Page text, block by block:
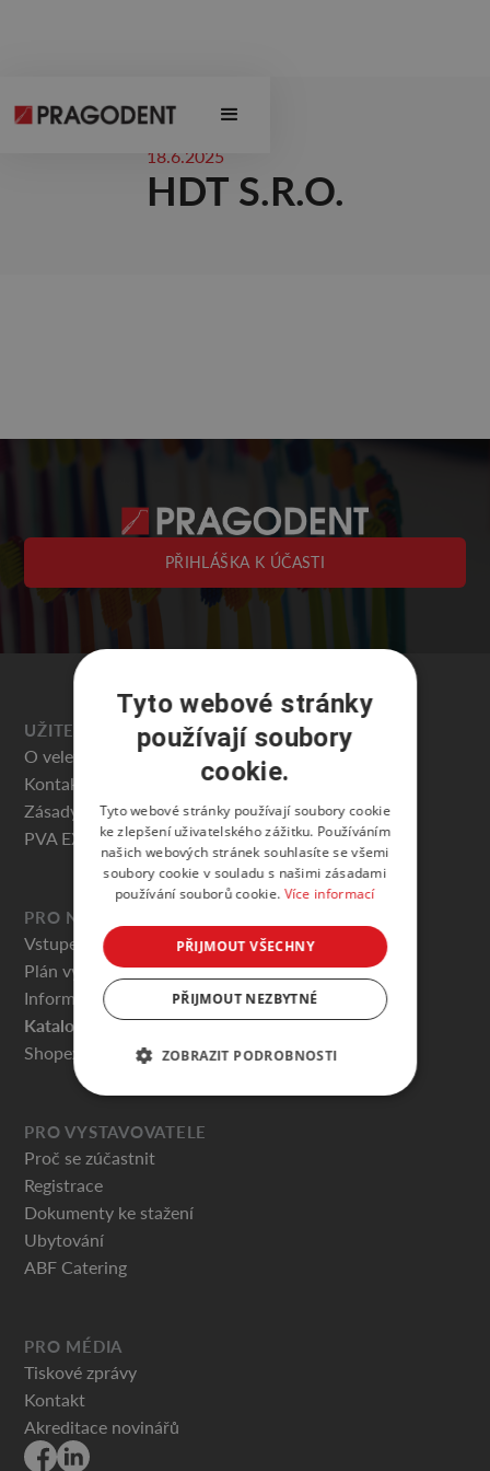
18.6.2025
HDT S.R.O.
PŘIHLÁŠKA K ÚČASTI
UŽITEČNÉ
O veletrhu
Kontakty
Zásady ochrany osobních údajů
PVA EXPO PRAHA
PRO NÁVŠTĚVNÍKY
Vstupenky
Plán výstaviště
Informace pro návštěvníky
Katalog vystavovatelů
Shopex.cz
PRO VYSTAVOVATELE
Proč se zúčastnit
Registrace
Dokumenty ke stažení
Ubytování
ABF Catering
PRO MÉDIA
Tiskové zprávy
Kontakt
Akreditace novinářů
Tyto webové stránky
používají soubory
cookie.
Tyto webové stránky používají soubory cookie
ke zlepšení uživatelského zážitku. Používáním
našich webových stránek souhlasíte se všemi
soubory cookie v souladu s našimi zásadami
používání souborů cookie. Více informací
PŘIJMOUT VŠECHNY
PŘIJMOUT NEZBYTNÉ
ZOBRAZIT PODROBNOSTI